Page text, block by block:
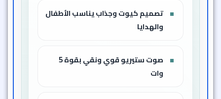
تصميم كيوت وجذاب يناسب الأطفال
والهدايا
صوت ستيريو قوي ونقي بقوة 5
وات